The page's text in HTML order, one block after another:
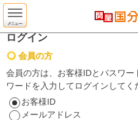
ログイン
会員の方
会員の方は、お客様IDとパスワ
ワードを入力してログインしてく
お客様ID
メールアドレス